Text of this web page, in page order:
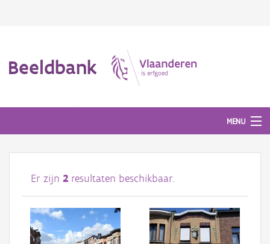
Beeldbank
MENU
Afbeeldingen
#BeeldIndeKijker
Hergebruik
Er zijn 2 resultaten beschikbaar.